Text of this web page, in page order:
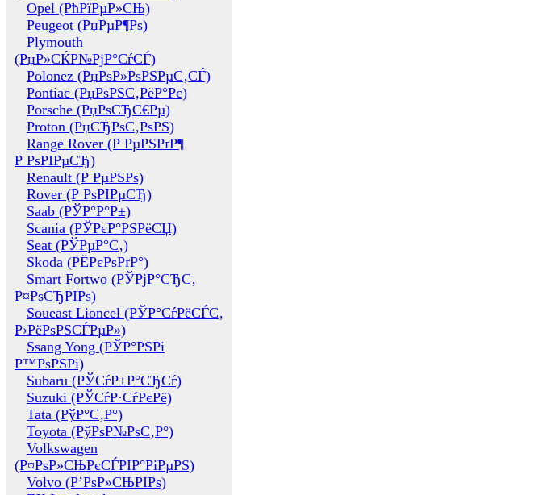
Opel (РћРїРµР»СЊ)
Peugeot (РџРµР¶Рѕ)
Plymouth
(РџР»СЌР№РјР°СѓСЃ)
Polonez (РџРѕР»РѕРЅРµС‚СЃ)
Pontiac (РџРѕРЅС‚РёР°Рє)
Porsche (РџРѕСЂС€Рµ)
Proton (РџСЂРѕС‚РѕРЅ)
Range Rover (Р РµРЅРґР¶
Р РѕРІРµСЂ)
Renault (Р РµРЅРѕ)
Rover (Р РѕРІРµСЂ)
Saab (РЎР°Р°Р±)
Scania (РЎРєР°РЅРёСЏ)
Seat (РЎРµР°С‚)
Skoda (РЁРєРѕРґР°)
Smart Fortwo (РЎРјР°СЂС‚
Р¤РѕСЂРІРѕ)
Soueast Lioncel (РЎР°СѓРёСЃС‚
Р›РёРѕРЅСЃРµР»)
Ssang Yong (РЎР°РЅРі
Р™РѕРЅРі)
Subaru (РЎСѓР±Р°СЂСѓ)
Suzuki (РЎСѓР·СѓРєРё)
Tata (РўР°С‚Р°)
Toyota (РўРѕР№РѕС‚Р°)
Volkswagen
(Р¤РѕР»СЊРєСЃРІР°РіРµРЅ)
Volvo (Р’РѕР»СЊРІРѕ)